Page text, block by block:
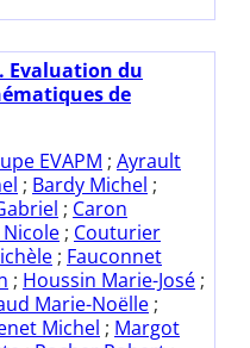
Evaluation du
de
EVAPM ; Ayrault
; Bardy Michel ;
; Caron
; Couturier
; Fauconnet
; Houssin Marie-José ;
Marie-Noëlle ;
Michel ; Margot